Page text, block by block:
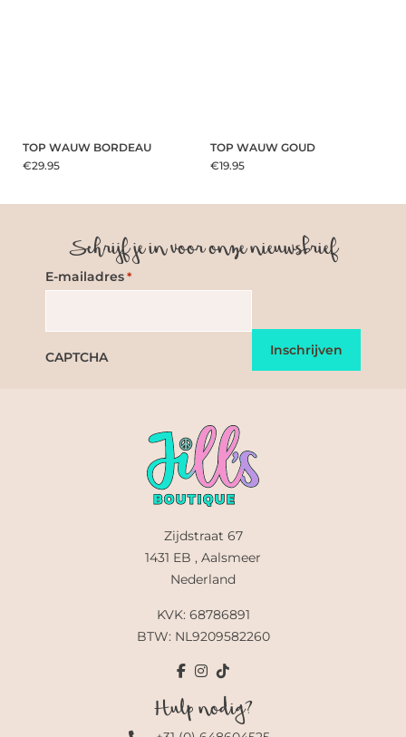
TOP WAUW BORDEAU
€29.95
TOP WAUW GOUD
€19.95
Schrijf je in voor onze nieuwsbrief
E-mailadres *
CAPTCHA
Zijdstraat 67
1431 EB , Aalsmeer
Nederland
KVK: 68786891
BTW: NL9209582260
Hulp nodig?